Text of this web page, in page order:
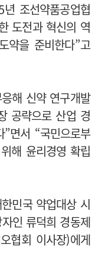
조선약품공업협
도전과 혁신의 역
약을 준비한다”고
해 신약 연구개발
공략으로 산업 경
”면서 “국민으로부
해 윤리경영 확립
민국 약업대상 시
인 류덕희 경동제
협회 이사장)에게